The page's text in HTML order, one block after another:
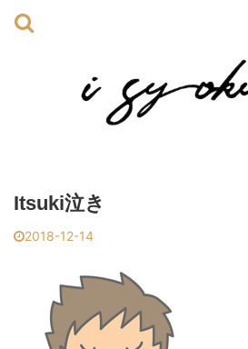
Itsuki泣き
2018-12-14